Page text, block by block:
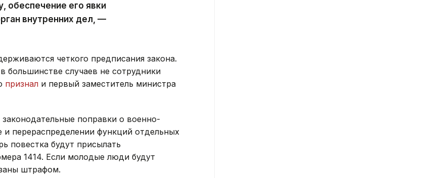
обеспечение его явки
внутренних дел, —
четкого предписания закона.
большинстве случаев не сотрудники
признал и первый заместитель министра
законодательные поправки о военно-
перераспределении функций отдельных
повестка будут присылать
1414. Если молодые люди будут
штрафом.